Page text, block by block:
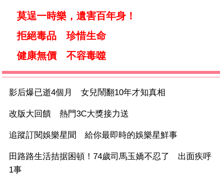
莫逞一時樂，遺害百年身！
拒絕毒品 珍惜生命
健康無價 不容毒噬
影后爆已逝4個月 女兒鬧翻10年才知真相
改版大回饋 熱門3C大獎接力送
追蹤訂閱娛樂星聞 給你最即時的娛樂星鮮事
田路路生活拮据困頓！74歲司馬玉嬌不忍了 出面疾呼
1事